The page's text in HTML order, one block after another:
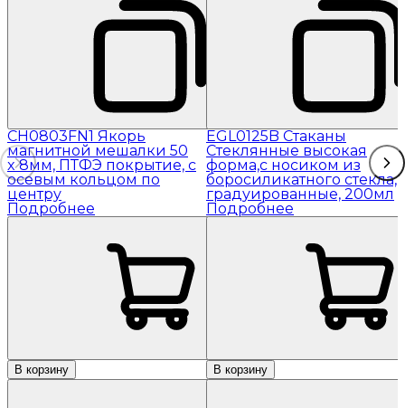
CH0803FN1 Якорь
магнитной мешалки 50
x 8мм, ПТФЭ покрытие, с
осевым кольцом по
центру
Подробнее
В корзину
EGL0125B Стаканы
Стеклянные высокая
форма,с носиком из
боросиликатного стекла,
градуированные, 200мл
Подробнее
В корзину